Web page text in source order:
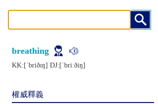
breathing
KK:[ˈbriðɪŋ] DJ:[ˈbriːðiŋ]
權威釋義